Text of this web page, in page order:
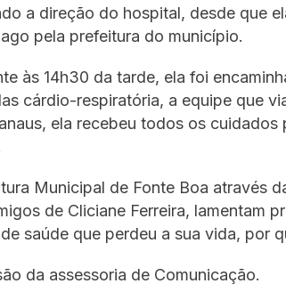
a direção do hospital, desde que
pela prefeitura do município.
às 14h30 da tarde, ela foi
cárdio-respiratória, a equipe que
ela recebeu todos os
Municipal de Fonte Boa através
de Cliciane Ferreira, lamentam
saúde que perdeu a sua vida, por
da assessoria de Comunicação.